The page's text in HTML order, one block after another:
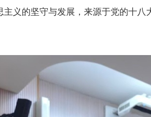
义的坚守与发展，来源于党的十